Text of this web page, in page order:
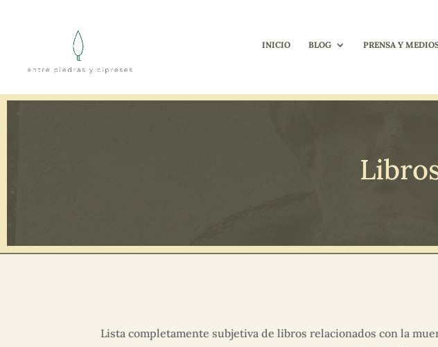
INICIO BLOG PRENSA Y
Lista completamente subjetiva de libros relacionados con la